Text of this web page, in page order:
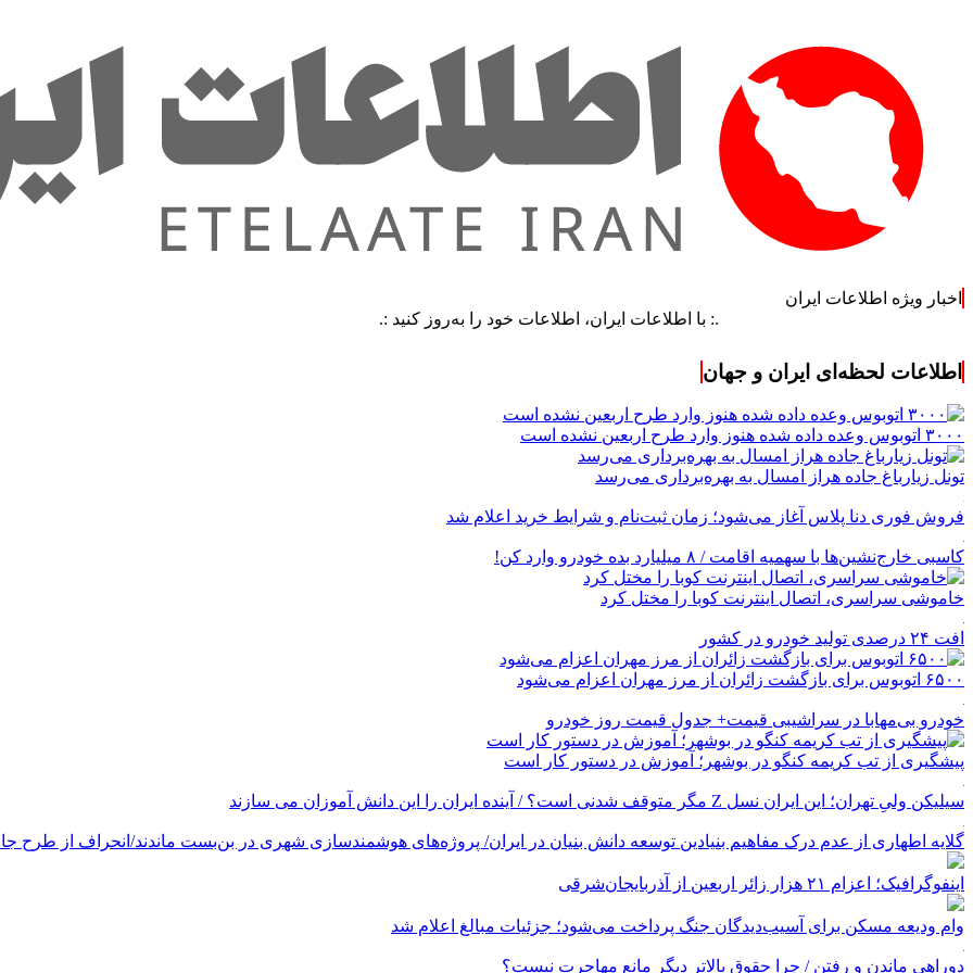
اخبار ویژه اطلاعات ایران
.: با اطلاعات ایران، اطلاعات خود را به‌روز کنید :.
اطلاعات لحظه‌ای ایران و جهان
۳۰۰۰ اتوبوس وعده داده شده هنوز وارد طرح اربعین نشده است
تونل زیارباغ جاده هراز امسال به بهره‌برداری می‌رسد
فروش فوری دنا پلاس آغاز می‌شود؛ زمان ثبت‌نام و شرایط خرید اعلام شد
کاسبی خارج‌نشین‌ها با سهمیه اقامت / ۸ میلیارد بده خودرو وارد کن!
خاموشی سراسری، اتصال اینترنت کوبا را مختل کرد
افت ۲۴ درصدی تولید خودرو در کشور
۶۵۰۰ اتوبوس برای بازگشت زائران از مرز مهران اعزام می‌شود
خودرو بی‌مهابا در سراشیبی قیمت+ جدول قیمت روز خودرو
پیشگیری از تب کریمه کنگو در بوشهر؛ آموزش در دستور کار است
سیلیکن ولیِ تهران؛ این ایران نسل Z مگر متوقف شدنی است؟ / آینده ایران را این دانش آموزان می سازند
گلایه اطهاری از عدم درک مفاهیم بنیادین توسعه دانش بنیان در ایران/ پروژه‌های هوشمندسازی شهری در بن‌بست ماندند/انحراف از طرح جامع ۱۳۸۶ به کشور
اینفوگرافیک؛ اعزام ۲۱ هزار زائر اربعین از آذربایجان‌شرقی
وام ودیعه مسکن برای آسیب‌دیدگان جنگ پرداخت می‌شود؛ جزئیات مبالغ اعلام شد
دوراهی ماندن و رفتن / چرا حقوق بالاتر دیگر مانع مهاجرت نیست؟